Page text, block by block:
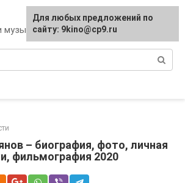
музыки
– биография, фото, личная
фильмография 2020
Для любых предложений по
сайту: 9kino@cp9.ru